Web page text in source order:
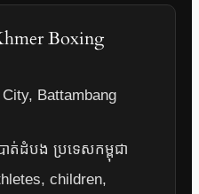
Boxing
Battambang
ាត់ដំបង ប្រទេសកម្ពុជា
children,